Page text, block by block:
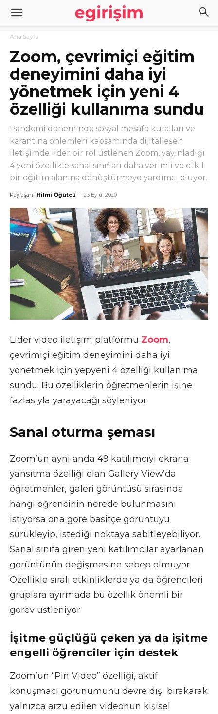
Ana Sayfa
Zoom, çevrimiçi eğitim
deneyimini daha iyi
yönetmek için yeni 4
özelliği kullanıma sundu
Pandemi döneminde sosyal mesafe kuralları ve
karantina önlemleri kapsamında dijitalleşen
iletişimde lider bir rol üstlenen Zoom, yayınladığı
4 yeni özellikle sanal sınıfları daha verimli ve etkili
bir eğitim alanına dönüştürmeye yardımcı oluyor.
Paylaşan: Hilmi Öğütcü - 23 Eylül 2020
Lider video iletişim platformu Zoom,
çevrimiçi eğitim deneyimini daha iyi
yönetmek için yepyeni 4 özelliği kullanıma
sundu. Bu özelliklerin öğretmenlerin işine
fazlasıyla yarayacağı söyleniyor.
Sanal oturma şeması
Zoom’un aynı anda 49 katılımcıyı ekrana
yansıtma özelliği olan Gallery View’da
öğretmenler, galeri görüntüsü sırasında
hangi öğrencinin nerede bulunmasını
istiyorsa ona göre basitçe görüntüyü
sürükleyip, istediği noktaya sabitleyebiliyor.
Sanal sınıfa giren yeni katılımcılar ayarlanan
görüntünün değişmesine sebep olmuyor.
Özellikle sıralı etkinliklerde ya da öğrencileri
gruplara ayırmada bu özellik önemli bir
görev üstleniyor.
İşitme güçlüğü çeken ya da işitme
engelli öğrenciler için destek
Zoom’un “Pin Video” özelliği, aktif
konuşmacı görünümünü devre dışı bırakarak
yalnızca arzu edilen videonun kişisel